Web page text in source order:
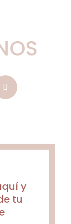
y
tu